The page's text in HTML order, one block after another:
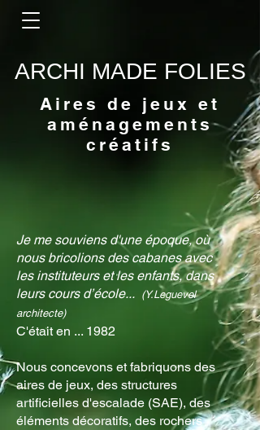
ARCHI MADE FOLIES
Aires de jeux et
aménagements
créatifs
Je me souviens d'une époque, où
nous bricolions des cabanes avec
les instituteurs et les enfants, dans
leurs cours d’école... (Y.Leguevel
architecte)
C'était en ... 1982
Nous concevons et fabriquons des
aires de jeux, des structures
artificielles d'escalade (SAE), des
éléments décoratifs, des rochers